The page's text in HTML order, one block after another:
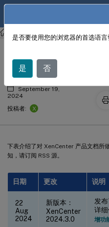
XenCenter XenCenter
下表介绍了对 XenCenter 产品文档所
知，请订阅 RSS 源。
日期 更改 说明
22
Aug
2024
新版本：
XenCenter
2024.3.0
发
详
增功
September 19,
2024
投稿者:
X
是否要使用您的浏览器的首选语
是 否